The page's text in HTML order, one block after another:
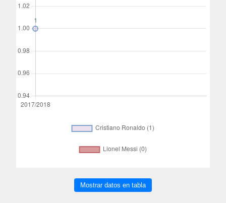
Mostrar datos en tabla